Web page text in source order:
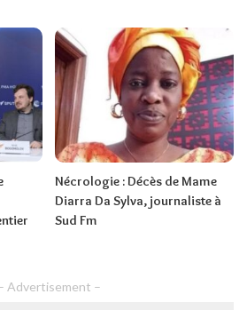
Nécrologie : Décès de Mame
Diarra Da Sylva, journaliste à
Sud Fm
Advertisement –